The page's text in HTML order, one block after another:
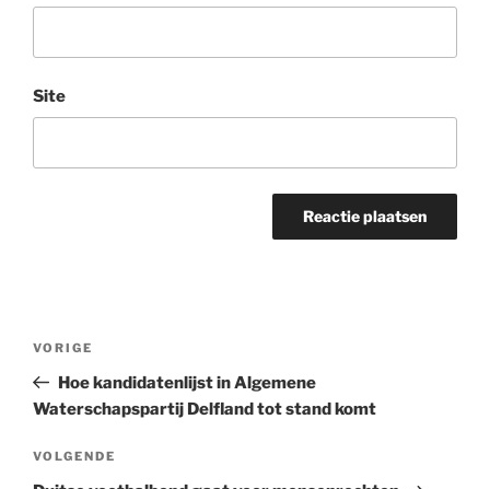
Site
Vorig
bericht
VORIGE
Hoe kandidatenlijst in Algemene
Waterschapspartij Delfland tot stand komt
Volgend
bericht
VOLGENDE